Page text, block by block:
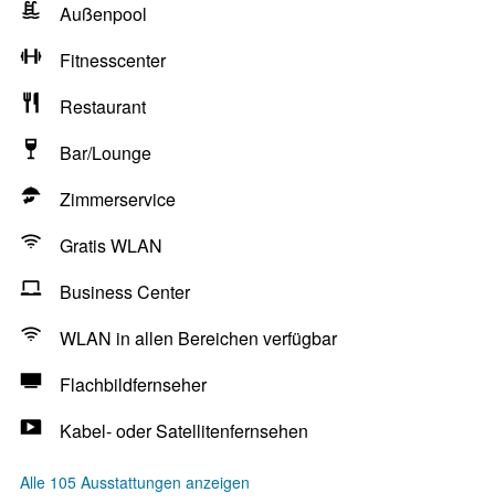
Außenpool
Fitnesscenter
Restaurant
Bar/Lounge
Zimmerservice
Gratis WLAN
Business Center
WLAN in allen Bereichen verfügbar
Flachbildfernseher
Kabel- oder Satellitenfernsehen
Alle 105 Ausstattungen anzeigen